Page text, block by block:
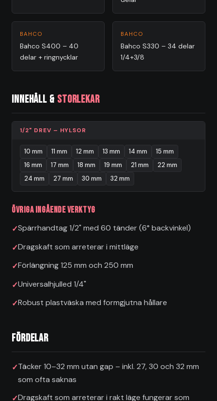
BAHCO
Bahco S400 – 40
delar + ringnycklar
BAHCO
Bahco S330 – 34 delar
1/4+3/8
Innehåll & storlekar
1/2" DREV – HYLSOR
10 mm 11 mm 12 mm 13 mm 14 mm
15 mm
16 mm
17 mm 18 mm 19 mm 21 mm
22 mm
24 mm
27 mm 30 mm 32 mm
Övriga ingående verktyg
Spärrhandtag 1/2" med 60 tänder (6° backvinkel)
Dragskaft som arreterar i mittläge
Förlängning 125 mm och 250 mm
Universalhjulled 1/4"
Robust plastväska med formgjutna hållare
Fördelar
Täcker 10–32 mm utan gap – inkl. 27, 30 och 32 mm
som ofta saknas
Dragskaft som arreterar i rakt läge fungerar som